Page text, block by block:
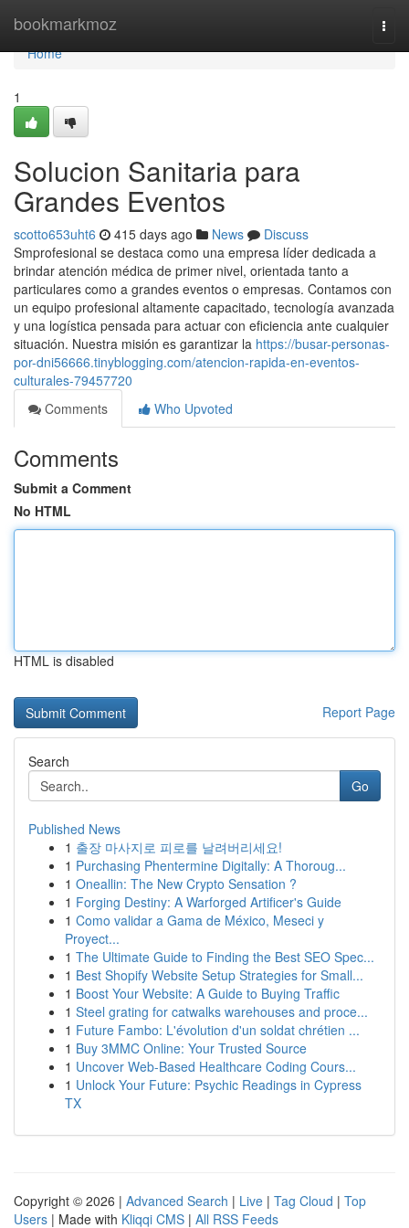
bookmarkmoz
Home
Home
1
Solucion Sanitaria para
Grandes Eventos
scotto653uht6 415 days ago News
Discuss
Smprofesional se destaca como una empresa líder dedicada a
brindar atención médica de primer nivel, orientada tanto a
particulares como a grandes eventos o empresas. Contamos con
un equipo profesional altamente capacitado, tecnología avanzada
y una logística pensada para actuar con eficiencia ante cualquier
situación. Nuestra misión es garantizar la https://busar-personas-
por-dni56666.tinyblogging.com/atencion-rapida-en-eventos-
culturales-79457720
Comments
Who Upvoted
Comments
Submit a Comment
No HTML
HTML is disabled
Report Page
Search
Go
Published News
1 출장 마사지로 피로를 날려버리세요!
1 Purchasing Phentermine Digitally: A Thoroug...
1 Oneallin: The New Crypto Sensation ?
1 Forging Destiny: A Warforged Artificer's Guide
1 Como validar a Gama de México, Meseci y
Proyect...
1 The Ultimate Guide to Finding the Best SEO Spec...
1 Best Shopify Website Setup Strategies for Small...
1 Boost Your Website: A Guide to Buying Traffic
1 Steel grating for catwalks warehouses and proce...
1 Future Fambo: L'évolution d'un soldat chrétien ...
1 Buy 3MMC Online: Your Trusted Source
1 Uncover Web-Based Healthcare Coding Cours...
1 Unlock Your Future: Psychic Readings in Cypress
TX
Copyright © 2026 | Advanced Search | Live | Tag Cloud | Top
Users | Made with Kliqqi CMS | All RSS Feeds